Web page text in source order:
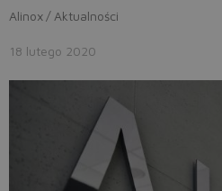
Alinox / Aktualności
18 lutego 2020